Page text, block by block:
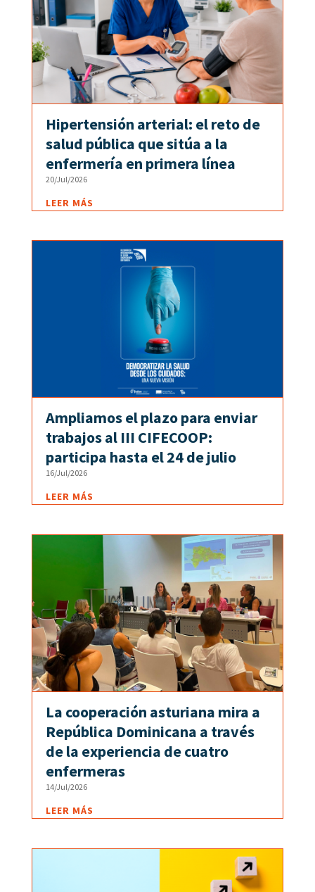
Hipertensión arterial: el reto de
salud pública que sitúa a la
enfermería en primera línea
20/Jul/2026
LEER MÁS
Ampliamos el plazo para enviar
trabajos al III CIFECOOP:
participa hasta el 24 de julio
16/Jul/2026
LEER MÁS
La cooperación asturiana mira a
República Dominicana a través
de la experiencia de cuatro
enfermeras
14/Jul/2026
LEER MÁS